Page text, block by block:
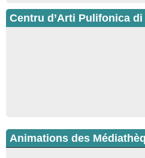
Centru d’Arti Pulifonica
Animations des